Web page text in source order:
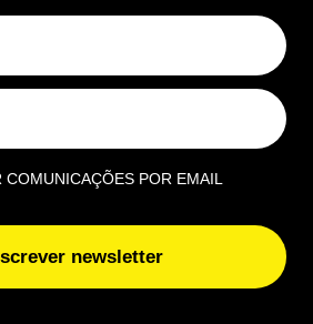
dias dedicados ao surf, às
do Saara ‘invadem’
e estas serão as regiões
de velhice e de viuvez em
o caso
POR EMAIL
newsletter